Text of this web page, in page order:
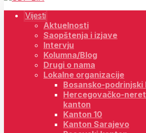
Vijesti
Aktuelnosti
Saopštenja i izjave
Intervju
Kolumna/Blog
Drugi o nama
Lokalne organizacije
Bosansko-podrinjski
Hercegovačko-
kanton
Kanton 10
Kanton Sarajevo